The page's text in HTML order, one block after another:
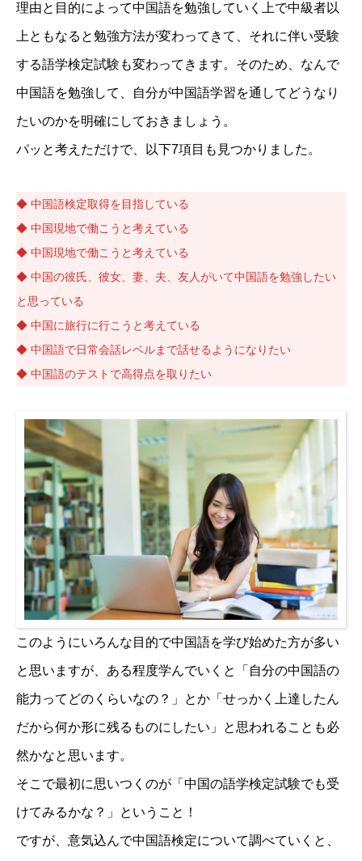
理由と目的によって中国語を勉強していく上で中級者以
上ともなると勉強方法が変わってきて、それに伴い受験
する語学検定試験も変わってきます。そのため、なんで
中国語を勉強して、自分が中国語学習を通してどうなり
たいのかを明確にしておきましょう。
パッと考えただけで、以下7項目も見つかりました。
◆ 中国語検定取得を目指している
◆ 中国現地で働こうと考えている
◆ 中国現地で働こうと考えている
◆ 中国の彼氏、彼女、妻、夫、友人がいて中国語を勉強したい
と思っている
◆ 中国に旅行に行こうと考えている
◆ 中国語で日常会話レベルまで話せるようになりたい
◆ 中国語のテストで高得点を取りたい
このようにいろんな目的で中国語を学び始めた方が多い
と思いますが、ある程度学んでいくと「自分の中国語の
能力ってどのくらいなの？」とか「せっかく上達したん
だから何か形に残るものにしたい」と思われることも必
然かなと思います。
そこで最初に思いつくのが「中国の語学検定試験でも受
けてみるかな？」ということ！
ですが、意気込んで中国語検定について調べていくと、